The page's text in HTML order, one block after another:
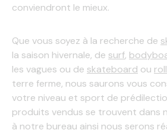
conviendront le mieux.
Que vous soyez à la recherche de
la saison hivernale, de surf,
les vagues ou de skateboard ou
terre ferme, nous saurons vous
votre niveau et sport de
produits vendus se trouvent dans
à notre bureau ainsi nous serons